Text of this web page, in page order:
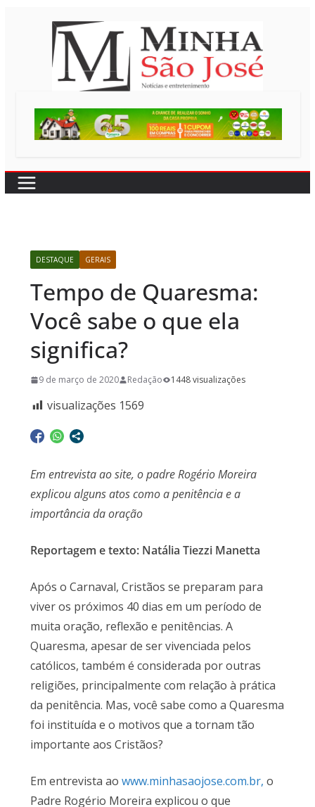
DESTAQUE GERAIS
Tempo de Quaresma:
Você sabe o que ela
significa?
9 de março de 2020 Redação 1448 visualizações
visualizações 1569
Em entrevista ao site, o padre Rogério Moreira
explicou alguns atos como a penitência e a
importância da oração
Reportagem e texto: Natália Tiezzi Manetta
Após o Carnaval, Cristãos se preparam para
viver os próximos 40 dias em um período de
muita oração, reflexão e penitências. A
Quaresma, apesar de ser vivenciada pelos
católicos, também é considerada por outras
religiões, principalmente com relação à prática
da penitência. Mas, você sabe como a Quaresma
foi instituída e o motivos que a tornam tão
importante aos Cristãos?
Em entrevista ao www.minhasaojose.com.br, o
Padre Rogério Moreira explicou o que